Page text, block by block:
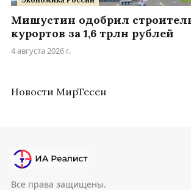
Мишустин одобрил
курортов за 1,6 трлн рублей
4 августа 2026 г.
Новости МирТесен
Все права защищены.